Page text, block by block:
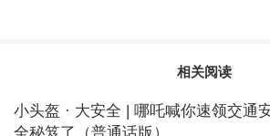
相关阅读
小头盔 · 大安全 | 哪吒喊你速领交通